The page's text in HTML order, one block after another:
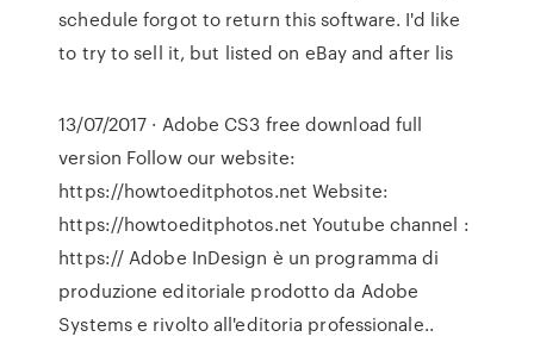
schedule forgot to return this software. I'd like
to try to sell it, but listed on eBay and after lis
13/07/2017 · Adobe CS3 free download full
version Follow our website:
https://howtoeditphotos.net Website:
https://howtoeditphotos.net Youtube channel :
https:// Adobe InDesign è un programma di
produzione editoriale prodotto da Adobe
Systems e rivolto all'editoria professionale..